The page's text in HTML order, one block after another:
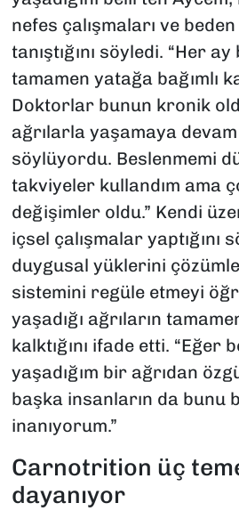
nefes çalışmaları ve beden
tanıştığını söyledi. “Her
tamamen yatağa bağımlı
Doktorlar bunun kronik
ağrılarla yaşamaya
söylüyordu. Beslenmemi
takviyeler kullandım ama
değişimler oldu.” Kendi
içsel çalışmalar yaptığını
duygusal yüklerini
sistemini regüle etmeyi
yaşadığı ağrıların
kalktığını ifade etti. “Eğer
yaşadığım bir ağrıdan
başka insanların da bunu
inanıyorum.”
Carnotrition üç
dayanıyor